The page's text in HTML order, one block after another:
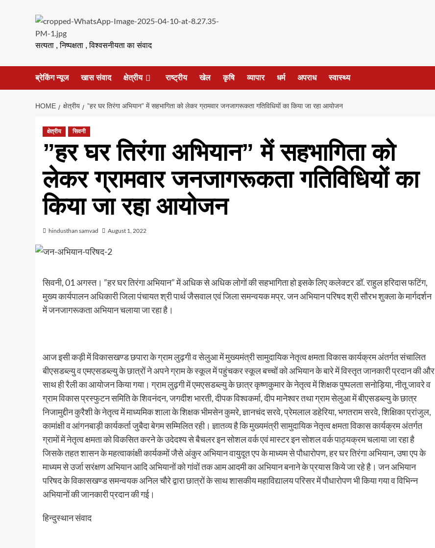
सत्यता , निष्पक्षता , विश्वसनीयता का संवाद
ब्रेकिंग न्यूज खास संवाद क्षेत्रीय राष्ट्रीय खेल कृषि व्यापार धर्म अपराध स्वास्थ्य
HOME क्षेत्रीय ”हर घर तिरंगा अभियान” में सहभागिता को लेकर ग्रामवार जनजागरूकता गतिविधियों का किया जा रहा आयोजन
क्षेत्रीय सिवनी
”हर घर तिरंगा अभियान” में सहभागिता को
लेकर ग्रामवार जनजागरूकता गतिविधियों का
किया जा रहा आयोजन
hindusthan samvad August 1, 2022
सिवनी, 01 अगस्त। ”हर घर तिरंगा अभियान” में अधिक से अधिक लोगों की सहभागिता हो इसके लिए कलेक्टर डॉ. राहुल हरिदास फटिंग,
मुख्य कार्यपालन अधिकारी जिला पंचायत श्री पार्थ जैसवाल एवं जिला समन्वयक मप्र. जन अभियान परिषद श्री सौरभ शुक्ला के मार्गदर्शन
में जनजागरूकता अभियान चलाया जा रहा है।
आज इसी कड़ी में विकासखण्ड छपारा के ग्राम लुढ़गी व सेलुआ में मुख्यमंत्री सामुदायिक नेतृत्व क्षमता विकास कार्यक्रम अंतर्गत संचालित
बीएसडब्ल्यु व एमएसडब्ल्यु के छात्रों ने अपने ग्राम के स्कूल में पहुंचकर स्कूल बच्चों को अभियान के बारे में विस्तृत जानकारी प्रदान की और
साथ ही रैली का आयोजन किया गया। ग्राम लुढ़गी में एमएसडब्ल्यु के छात्र कृष्णकुमार के नेतृत्व में शिक्षक पुष्पलता सनोड़िया, नीतू जावरे व
ग्राम विकास प्रस्फुटन समिति के शिवनंदन, जगदीश भारती, दीपक विश्वकर्मा, दीप मानेश्वर तथा ग्राम सेलुआ में बीएसडब्ल्यु के छात्र
निजामुद्दीन कुरैशी के नेतृत्व में माध्यमिक शाला के शिक्षक भीमसेन कुमरे, ज्ञानचंद सरवे, प्रेमलाल डहेरिया, भगतराम सरवे, शिक्षिका प्रांजुल,
कामांक्षी व आंगनबाड़ी कार्यकर्ता जुबैदा बेगम सम्मिलित रही। ज्ञातव्य है कि मुख्यमंत्री सामुदायिक नेतृत्व क्षमता विकास कार्यक्रम अंतर्गत
ग्रामों में नेतृत्व क्षमता को विकसित करने के उदेदश्य से बैचलर इन सोशल वर्क एवं मास्टर इन सोशल वर्क पाठ्यक्रम चलाया जा रहा है
जिसके तहत शासन के महत्वाकांक्षी कार्यकमों जैसे अंकुर अभियान वायुदूत एप के माध्यम से पौधारोपण, हर घर तिरंगा अभियान, उषा एप के
माध्यम से उर्जा सरंक्षण अभियान आदि अभियानों को गांवों तक आम आदमी का अभियान बनाने के प्रयास किये जा रहे है। जन अभियान
परिषद के विकासखण्ड समन्वयक अनिल चौरे द्वारा छात्रों के साथ शासकीय महाविद्यालय परिसर में पौधारोपण भी किया गया व विभिन्न
अभियानों की जानकारी प्रदान की गई।
हिन्दुस्थान संवाद